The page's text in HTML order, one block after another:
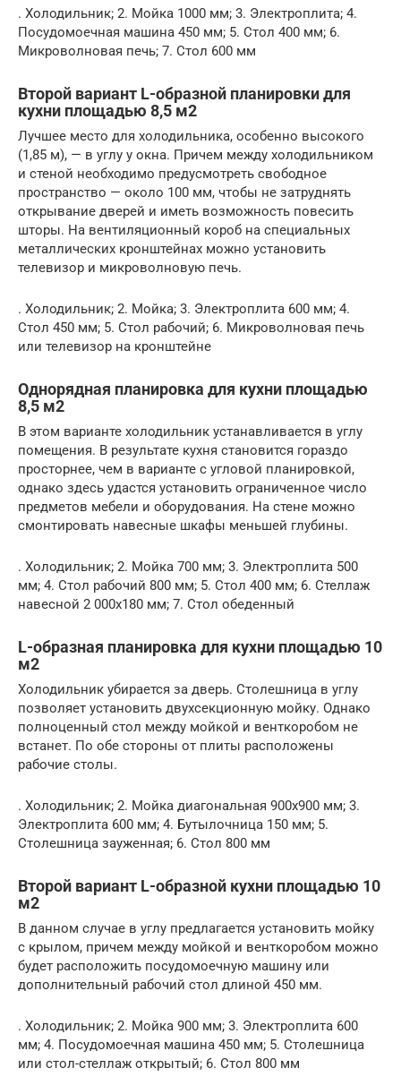
. Холодильник; 2. Мойка 1000 мм; 3. Электроплита; 4.
Посудомоечная машина 450 мм; 5. Стол 400 мм; 6.
Микроволновая печь; 7. Стол 600 мм
Второй вариант L-образной планировки для
кухни площадью 8,5 м2
Лучшее место для холодильника, особенно высокого
(1,85 м), — в углу у окна. Причем между холодильником
и стеной необходимо предусмотреть свободное
пространство — около 100 мм, чтобы не затруднять
открывание дверей и иметь возможность повесить
шторы. На вентиляционный короб на специальных
металлических кронштейнах можно установить
телевизор и микроволновую печь.
. Холодильник; 2. Мойка; 3. Электроплита 600 мм; 4.
Стол 450 мм; 5. Стол рабочий; 6. Микроволновая печь
или телевизор на кронштейне
Однорядная планировка для кухни площадью
8,5 м2
В этом варианте холодильник устанавливается в углу
помещения. В результате кухня становится гораздо
просторнее, чем в варианте с угловой планировкой,
однако здесь удастся установить ограниченное число
предметов мебели и оборудования. На стене можно
смонтировать навесные шкафы меньшей глубины.
. Холодильник; 2. Мойка 700 мм; 3. Электроплита 500
мм; 4. Стол рабочий 800 мм; 5. Стол 400 мм; 6. Стеллаж
навесной 2 000х180 мм; 7. Стол обеденный
L-образная планировка для кухни площадью 10
м2
Холодильник убирается за дверь. Столешница в углу
позволяет установить двухсекционную мойку. Однако
полноценный стол между мойкой и венткоробом не
встанет. По обе стороны от плиты расположены
рабочие столы.
. Холодильник; 2. Мойка диагональная 900х900 мм; 3.
Электроплита 600 мм; 4. Бутылочница 150 мм; 5.
Столешница зауженная; 6. Стол 800 мм
Второй вариант L-образной кухни площадью 10
м2
В данном случае в углу предлагается установить мойку
с крылом, причем между мойкой и венткоробом можно
будет расположить посудомоечную машину или
дополнительный рабочий стол длиной 450 мм.
. Холодильник; 2. Мойка 900 мм; 3. Электроплита 600
мм; 4. Посудомоечная машина 450 мм; 5. Столешница
или стол-стеллаж открытый; 6. Стол 800 мм